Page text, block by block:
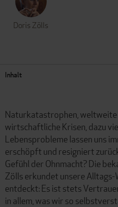
Doris Zölls
Inhalt
Naturkatastrophen, weltweite
wirtschaftliche Krisen, dazu
Lebensprobleme lassen uns
erschöpft und resigniert
Gefühl der Ohnmacht? Die
Zölls erkundet unsere Alltags-
entdeckt: Es ist stets
in allem, was wir so